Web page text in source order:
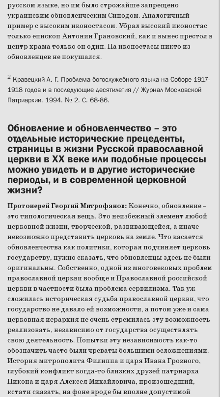
русском языке, но им было строжайше запрещено
украинским обновленческим Синодом. Аналогичный
пример с высоким иконостасом. Убрал высокий иконостас
только епископ Антонин Грановский, как и вынес престол в
центр храма только он один. На иконостасы никто из
обновленцев не покушался.
2 Кравецкий А. Г. Проблема богослужебного языка на Соборе 1917-
1918 годов и в последующие десятилетия // Журнал Московской
Патриархии. 1994. № 2. С. 68-86.
Обновление и обновленчество – это
отдельные исторические прецеденты,
страницы в жизни Русской православной
церкви в XX веке или подобные процессы
можно увидеть и в другие исторические
периоды, и в современной церковной
жизни?
Протоиерей Георгий Митрофанов: Конечно, обновление –
это типологическая вещь. Это неизбежный элемент любой
церковной жизни, творческой, развивающейся, а иначе
невозможно представить церковь на земле. Что касается
обновленчества как политики, которая подчиняет церковь
государству, нужно сказать, что обновленцы здесь не были
оригинальны. Собственно, одной из многовековых проблем
православной церкви вообще и Православной российской
церкви в частности была проблема сервилизма. Так уж
сложилась историческая судьба православной церкви, что
государство не давало ей возможности, а потом уже и сама
церковная иерархия не очень стремилась эту возможность
реализовать, независимо от государства осуществлять
свою деятельность. Попытки эту независимость как-то
обозначить часто были чреваты большими осложнениями.
История митрополита Филиппа и царя Ивана Грозного,
глубокий конфликт когда-то близких друзей патриарха
Никона и царя Алексея Михайловича, произошедший,
кстати сказать, на фоне вроде бы вполне допустимой